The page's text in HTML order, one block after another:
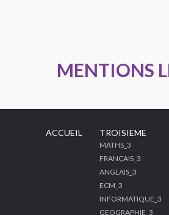
MENTIONS
ACCUEIL TROISIEME
MATHS_3
FRANÇAIS_3
ANGLAIS_3
ECM_3
INFORMATIQUE_3
GEOGRAPHIE_3